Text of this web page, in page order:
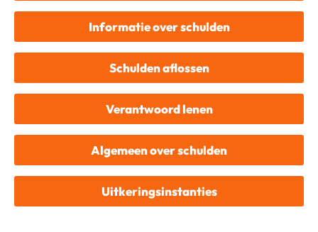
Informatie over schulden
Schulden aflossen
Verantwoord lenen
Algemeen over schulden
Uitkeringsinstanties